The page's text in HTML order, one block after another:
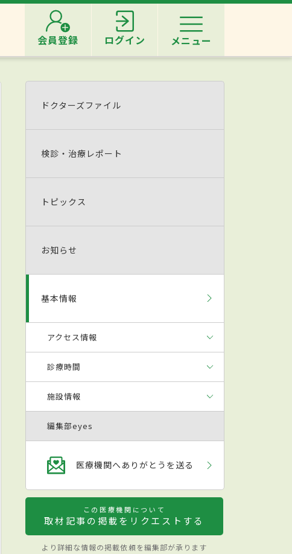
会員登録 ログイン メニュー
ドクターズファイル
検診・治療レポート
トピックス
お知らせ
基本情報
アクセス情報
診療時間
施設情報
編集部eyes
医療機関へありがとうを送る
この医療機関について
取材記事の掲載をリクエストする
より詳細な情報の掲載依頼を編集部が承ります